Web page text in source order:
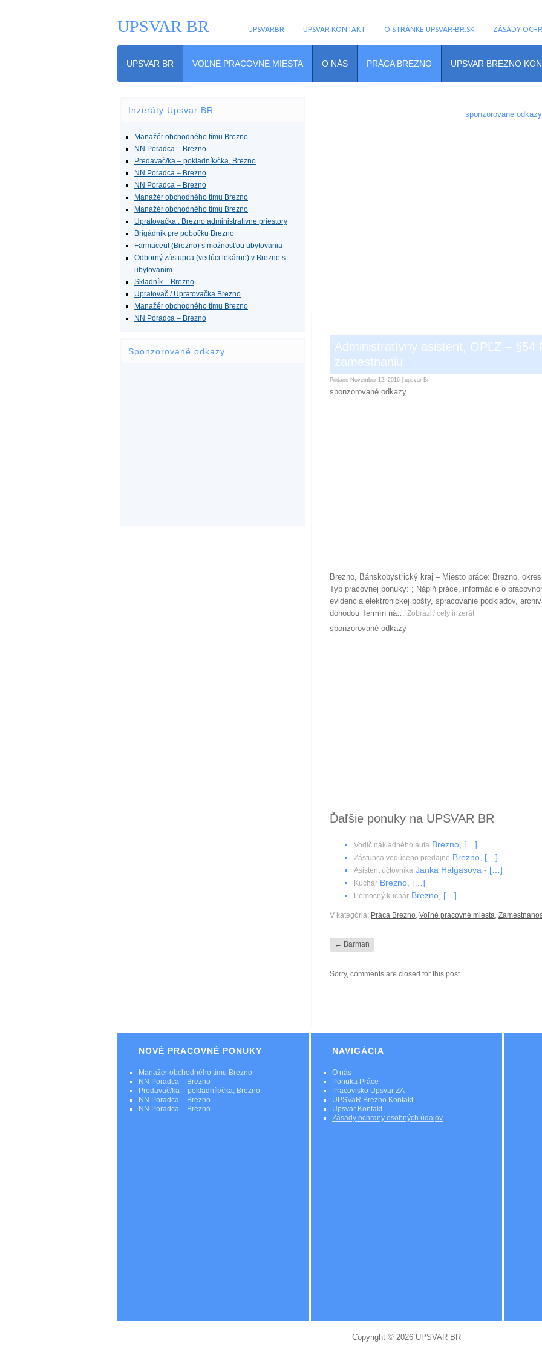
UPSVAR BR UPSVARBR UPSVAR KONTAKT O STRÁNKE UPSVAR-BR.SK ZÁSADY
UPSVAR BR VOĽNÉ PRACOVNÉ MIESTA O NÁS PRÁCA BREZNO UPSVAR BREZNO
Inzeráty Upsvar BR
Manažér obchodného tímu Brezno
NN Poradca – Brezno
Predavač/ka – pokladník/čka, Brezno
NN Poradca – Brezno
NN Poradca – Brezno
Manažér obchodného tímu Brezno
Manažér obchodného tímu Brezno
Upratovačka : Brezno administratívne priestory
Brigádnik pre pobočku Brezno
Farmaceut (Brezno) s možnosťou ubytovania
Odborný zástupca (vedúci lekárne) v Brezne s
ubytovaním
Skladník – Brezno
Upratovač / Upratovačka Brezno
Manažér obchodného tímu Brezno
NN Poradca – Brezno
Sponzorované odkazy
sponzorované odkazy
Administratívny asistent, OPĽZ – §54
zamestnaniu
Pridané November 12, 2016 upsvar Br
sponzorované odkazy
Brezno, Bánskobystrický kraj – Miesto práce: Brezno,
Typ pracovnej ponuky: ; Náplň práce, informácie o
evidencia elektronickej pošty, spracovanie podkladov,
dohodou Termín ná… Zobraziť celý inzerát
sponzorované odkazy
Ďaľšie ponuky na UPSVAR BR
Vodič nákladného auta Brezno, […]
Zástupca vedúceho predajne Brezno, […]
Asistent účtovníka Janka Halgasova - […]
Kuchár Brezno, […]
Pomocný kuchár Brezno, […]
V kategória: Práca Brezno, Voľné pracovné miesta,
← Barman
Sorry, comments are closed for this post.
NOVÉ PRACOVNÉ PONUKY
Manažér obchodného tímu Brezno
NN Poradca – Brezno
Predavač/ka – pokladník/čka, Brezno
NN Poradca – Brezno
NN Poradca – Brezno
NAVIGÁCIA
O nás
Ponuka Práce
Pracovisko Upsvar ZA
UPSVaR Brezno Kontakt
Upsvar Kontakt
Zásady ochrany osobných údajov
Copyright © 2026 UPSVAR BR